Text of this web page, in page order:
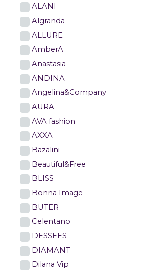
ALANI
Algranda
ALLURE
AmberA
Anastasia
ANDINA
Angelina&Company
AURA
AVA fashion
AXXA
Bazalini
Beautiful&Free
BLISS
Bonna Image
BUTER
Celentano
DESSEES
DIAMANT
Dilana Vip